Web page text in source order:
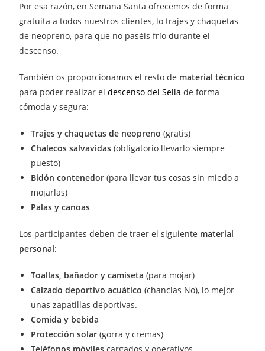
Por esa razón, en Semana Santa ofrecemos de forma
gratuita a todos nuestros clientes, lo trajes y chaquetas
de neopreno, para que no paséis frío durante el
descenso.
También os proporcionamos el resto de material técnico
para poder realizar eldescenso del Sella de forma
cómoda y segura:
Trajes y chaquetas de neopreno (gratis)
Chalecos salvavidas (obligatorio llevarlo siempre
puesto)
Bidón contenedor (para llevar tus cosas sin miedo a
mojarlas)
Palas y canoas
Los participantes deben de traer el siguiente material
personal:
Toallas, bañador y camiseta (para mojar)
Calzado deportivo acuático (chanclas No), lo mejor
unas zapatillas deportivas.
Comida y bebida
Protección solar (gorra y cremas)